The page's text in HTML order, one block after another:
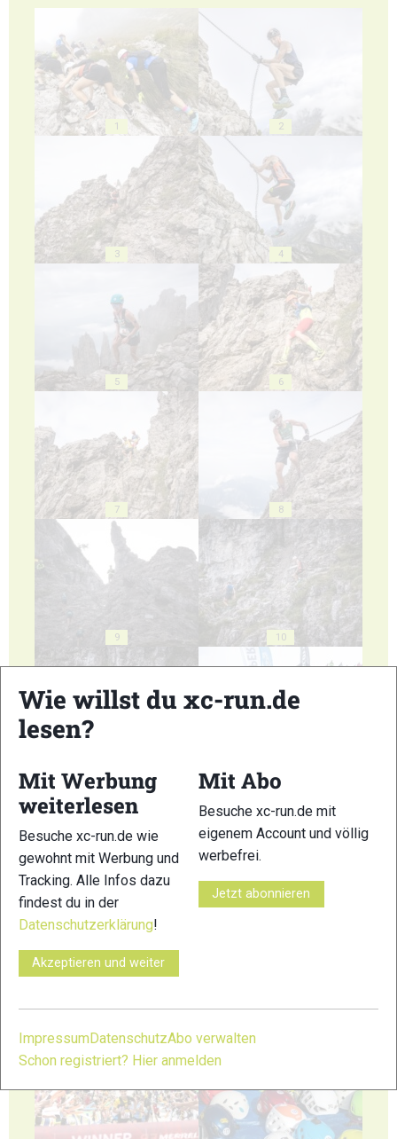
1 2
3 4
5 6
7 8
9 10
14
Wie willst du xc-run.de
lesen?
Mit Werbung
weiterlesen
Besuche xc-run.de wie
gewohnt mit Werbung und
Tracking. Alle Infos dazu
findest du in der
Datenschutzerklärung!
Akzeptieren und weiter
Mit Abo
Besuche xc-run.de mit
eigenem Account und völlig
werbefrei.
Jetzt abonnieren
Impressum DatenschutzAbo verwalten
Schon registriert? Hier anmelden